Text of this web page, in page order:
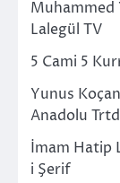
Muhammed
Lalegül TV
5 Cami 5
Yunus
Anadolu
İmam Hatip
i Şerif